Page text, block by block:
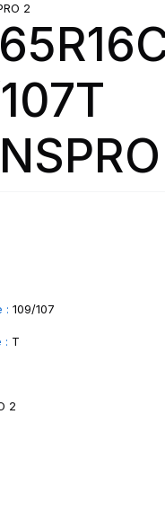
2
: 109/107
: T
2